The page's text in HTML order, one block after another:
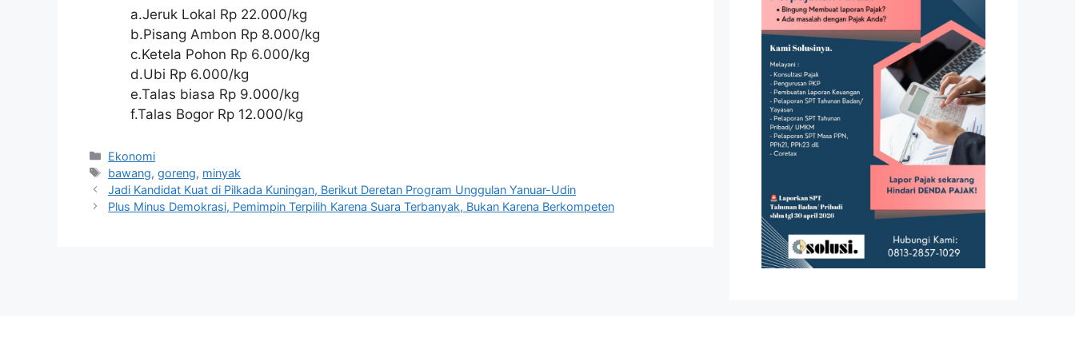
a.Jeruk Lokal Rp 22.000/kg
b.Pisang Ambon Rp 8.000/kg
c.Ketela Pohon Rp 6.000/kg
d.Ubi Rp 6.000/kg
e.Talas biasa Rp 9.000/kg
f.Talas Bogor Rp 12.000/kg
Kategori
Ekonomi
Tag
bawang,goreng, minyak
Jadi Kandidat Kuat di Pilkada Kuningan, Berikut Deretan Program Unggulan Yanuar-Udin
Plus Minus Demokrasi, Pemimpin Terpilih Karena Suara Terbanyak, Bukan Karena Berkompeten